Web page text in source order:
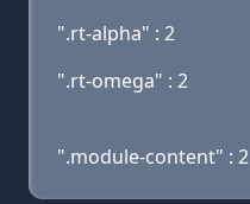
".rt-alpha" : 2
".rt-omega" : 2
".module-content" : 2